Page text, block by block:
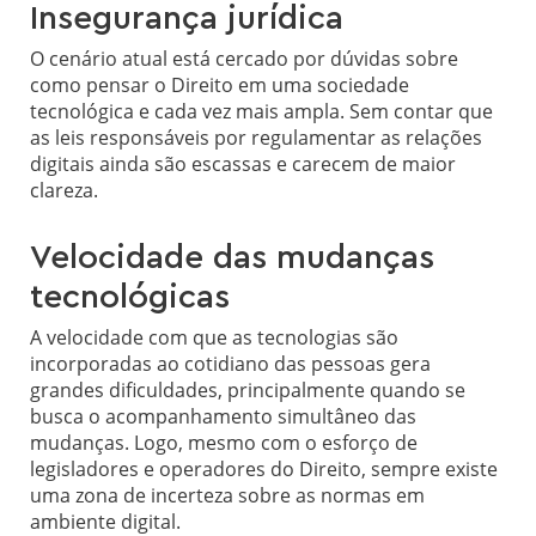
Insegurança jurídica
O cenário atual está cercado por dúvidas sobre
como pensar o Direito em uma sociedade
tecnológica e cada vez mais ampla. Sem contar que
as leis responsáveis por regulamentar as relações
digitais ainda são escassas e carecem de maior
clareza.
Velocidade das mudanças
tecnológicas
A velocidade com que as tecnologias são
incorporadas ao cotidiano das pessoas gera
grandes dificuldades, principalmente quando se
busca o acompanhamento simultâneo das
mudanças. Logo, mesmo com o esforço de
legisladores e operadores do Direito, sempre existe
uma zona de incerteza sobre as normas em
ambiente digital.